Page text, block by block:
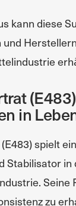
kann diese
in
spielt
Stabilisator in
Seine
zu